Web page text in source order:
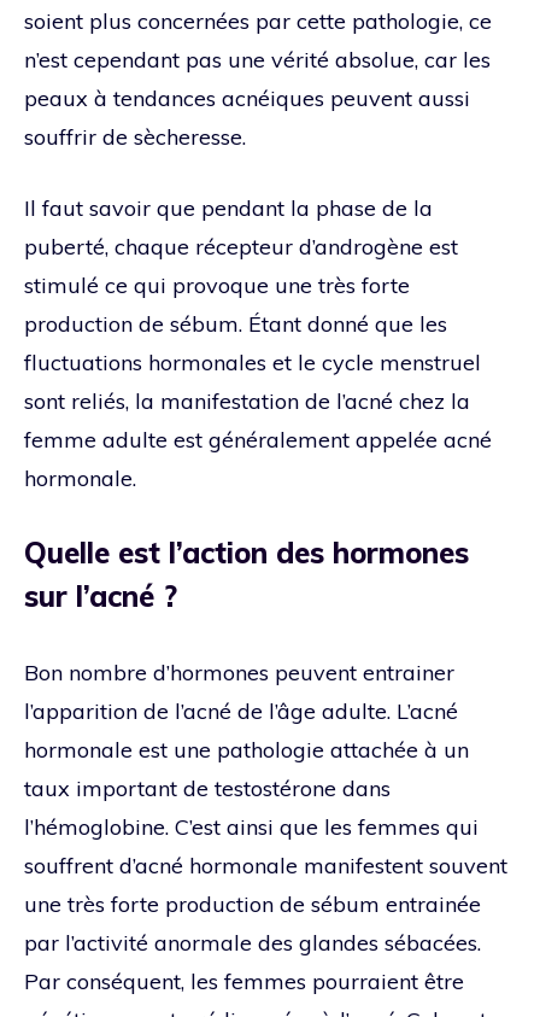
soient plus concernées par cette pathologie, ce
n’est cependant pas une vérité absolue, car les
peaux à tendances acnéiques peuvent aussi
souffrir de sècheresse.
Il faut savoir que pendant la phase de la
puberté, chaque récepteur d’androgène est
stimulé ce qui provoque une très forte
production de sébum. Étant donné que les
fluctuations hormonales et le cycle menstruel
sont reliés, la manifestation de l’acné chez la
femme adulte est généralement appelée acné
hormonale.
Quelle est l’action des hormones
sur l’acné ?
Bon nombre d’hormones peuvent entrainer
l’apparition de l’acné de l’âge adulte. L’acné
hormonale est une pathologie attachée à un
taux important de testostérone dans
l’hémoglobine. C’est ainsi que les femmes qui
souffrent d’acné hormonale manifestent souvent
une très forte production de sébum entrainée
par l’activité anormale des glandes sébacées.
Par conséquent, les femmes pourraient être